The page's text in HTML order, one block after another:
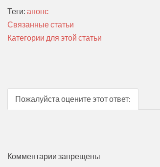
Теги: анонс
Связанные статьи
Категории для этой статьи
Пожалуйста оцените этот ответ:
Комментарии запрещены